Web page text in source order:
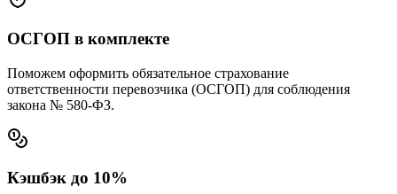
ОСГОП в комплекте
Поможем оформить обязательное страхование
ответственности перевозчика (ОСГОП) для соблюдения
закона № 580-ФЗ.
Кэшбэк до 10%